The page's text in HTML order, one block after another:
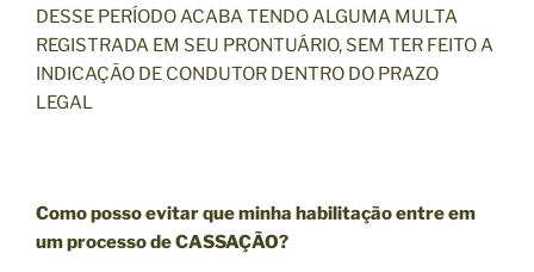
DESSE PERÍODO ACABA TENDO ALGUMA MULTA
REGISTRADA EM SEU PRONTUÁRIO, SEM TER FEITO A
INDICAÇÃO DE CONDUTOR DENTRO DO PRAZO
LEGAL
Como posso evitar que minha habilitação entre em
um processo de CASSAÇÃO?